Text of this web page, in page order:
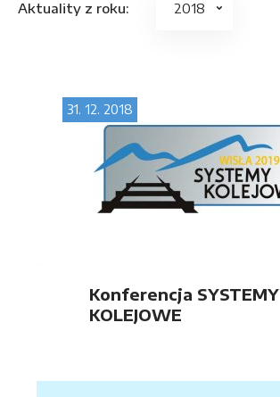
Aktuality z roku:
31. 12. 2018
Konferencja SYSTEMY
KOLEJOWE